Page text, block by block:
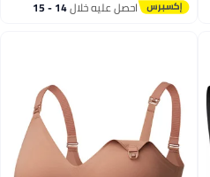
احصل عليه خلال 14 - 15
اغسطس